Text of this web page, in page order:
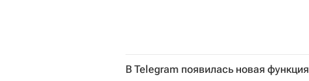
В Telegram появилась новая функция